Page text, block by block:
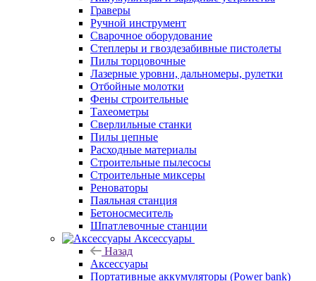
Граверы
Ручной инструмент
Сварочное оборудование
Степлеры и гвоздезабивные пистолеты
Пилы торцовочные
Лазерные уровни, дальномеры, рулетки
Отбойные молотки
Фены строительные
Тахеометры
Сверлильные станки
Пилы цепные
Расходные материалы
Строительные пылесосы
Строительные миксеры
Реноваторы
Паяльная станция
Бетоносмеситель
Шпатлевочные станции
Аксессуары
Назад
Аксессуары
Портативные аккумуляторы (Power bank)